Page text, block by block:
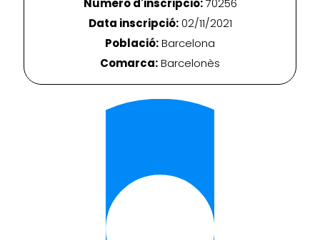
Número d'inscripció:70256
Data inscripció:02/11/2021
Població:Barcelona
Comarca:Barcelonès